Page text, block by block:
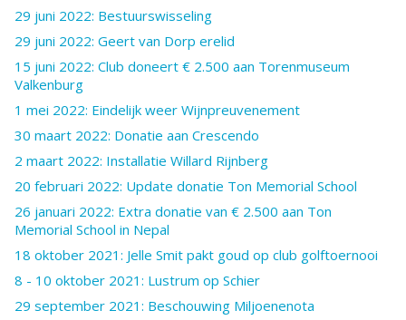
29 juni 2022: Bestuurswisseling
29 juni 2022: Geert van Dorp erelid
15 juni 2022: Club doneert € 2.500 aan Torenmuseum
Valkenburg
1 mei 2022: Eindelijk weer Wijnpreuvenement
30 maart 2022: Donatie aan Crescendo
2 maart 2022: Installatie Willard Rijnberg
20 februari 2022: Update donatie Ton Memorial School
26 januari 2022: Extra donatie van € 2.500 aan Ton
Memorial School in Nepal
18 oktober 2021: Jelle Smit pakt goud op club golftoernooi
8 - 10 oktober 2021: Lustrum op Schier
29 september 2021: Beschouwing Miljoenenota